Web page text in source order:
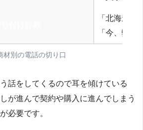
「北海道
「今、弊
材別の電話の切り口
話をしてくるので耳を傾けている
が進んで契約や購入に進んでしまう
必要です。